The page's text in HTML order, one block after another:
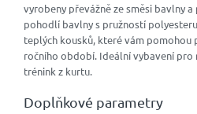
vyrobeny převážně ze směsi bavlny
pohodlí bavlny s pružností
teplých kousků, které vám pomohou
ročního období. Ideální vybavení pro
trénink z kurtu.
Doplňkové parametry